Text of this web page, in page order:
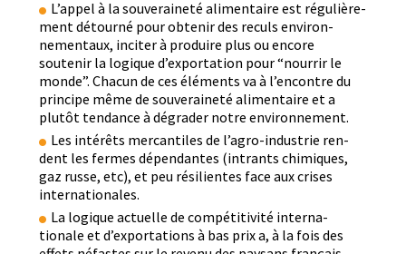
L’appel à la sou­veraineté ali­men­taire est régulière­
ment détourné pour obtenir des reculs envi­ron­
nemen­taux, inciter à pro­duire plus ou encore
soutenir la logique d’exportation pour “nour­rir le
monde”. Cha­cun de ces élé­ments va à l’encontre du
principe même de sou­veraineté ali­men­taire et a
plutôt ten­dance à dégrad­er notre environnement.
Les intérêts mer­can­tiles de l’agro-industrie ren­
dent les fer­mes dépen­dantes (intrants chim­iques,
gaz russe, etc), et peu résilientes face aux crises
internationales.
La logique actuelle de com­péti­tiv­ité inter­na­
tionale et d’exportations à bas prix a, à la fois des